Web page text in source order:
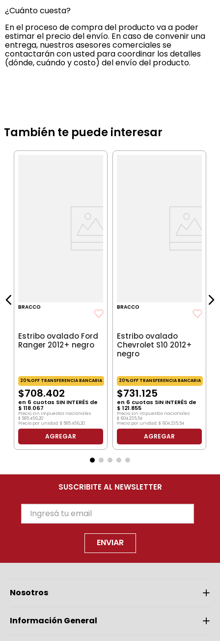
¿Cuánto cuesta?
En el proceso de compra del producto va a poder
estimar el precio del envío. En caso de convenir una
entrega, nuestros asesores comerciales se
contactarán con usted para coordinar los detalles
(dónde, cuándo y costo) del envío del producto.
También te puede interesar
BRACCO
Estribo ovalado Ford
Ranger 2012+ negro
20%OFF TRANSFERENCIA BANCARIA
$708.402
en 6 cuotas SIN INTERÉS de
$ 118.067
Precio sin impuestos nacionales:
$ 585.456,20
Precio por unidad:$ 585.456,20
AGREGAR
BRACCO
Estribo ovalado
Chevrolet S10 2012+
negro
20%OFF TRANSFERENCIA BANCARIA
$731.125
en 6 cuotas SIN INTERÉS de
$ 121.855
Precio sin impuestos nacionales:
$ 604.235,54
Precio por unidad:$ 604.235,54
AGREGAR
SUSCRIBITE AL NEWSLETTER
ENVIAR
Nosotros
Información General